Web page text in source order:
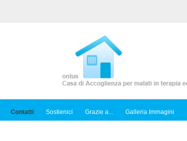
Contatti Sostienici Grazie a... Galleria Immagini